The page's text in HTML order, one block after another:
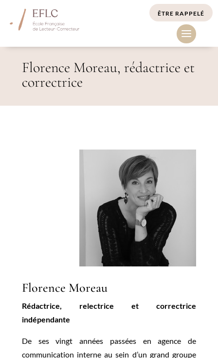
ÊTRE RAPPELÉ
Florence Moreau, rédactrice et
correctrice
Florence Moreau
Rédactrice, relectrice et correctrice
indépendante
De ses vingt années passées en agence de
communication interne au sein d’un grand groupe